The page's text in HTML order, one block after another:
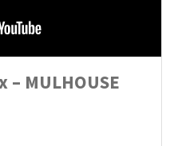
– MULHOUSE